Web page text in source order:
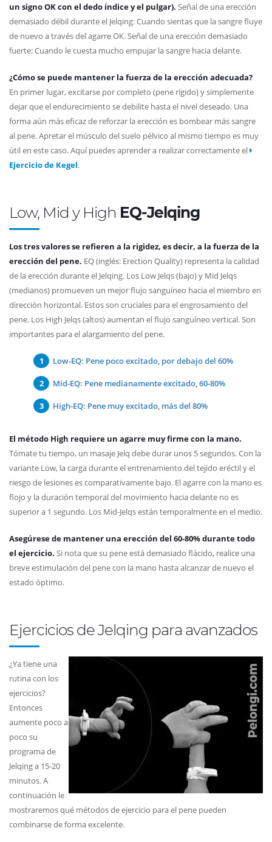
un signo OK con el dedo índice y el pulgar). Señal de una erección
demasiado débil durante el Jelqing: Cuando sientas que la sangre fluye
de nuevo a través del agarre OK. Señal de una erección demasiado
fuerte: Cuando le cuesta mucho empujar la sangre hacia delante.
¿Cómo se puede mantener la fuerza de la erección adecuada?
En primer lugar, excitarse por completo (pene rígido) y simplemente
dejar que el endurecimiento se debilite hasta el nivel deseado. Una
forma aún más eficaz de reforzar la erección es bombear más sangre
al pene. Apretar el músculo del suelo pélvico al mismo tiempo es muy
útil en este caso. Aquí puedes aprender a realizar correctamente el
Ejercicio de Kegel.
Low, Mid y High EQ-Jelqing
Los tres valores se refieren a la rigidez, es decir, a la fuerza de la
erección del pene. EQ (inglés: Erection Quality) representa la calidad
de la erección durante el Jelqing. Los Low Jelqs (bajo) y Mid Jelqs
(medianos) promueven un mejor flujo sanguíneo hacia el miembro en
dirección horizontal. Estos son cruciales para el engrosamiento del
pene. Los High Jelqs (altos) aumentan el flujo sanguíneo vertical. Son
importantes para el alargamiento del pene.
Low-EQ: Pene poco excitado, por debajo del 60%
Mid-EQ: Pene medianamente excitado, 60-80%
High-EQ: Pene muy excitado, más del 80%
El método High requiere un agarre muy firme con la mano.
Tómate tu tiempo, un masaje Jelq debe durar unos 5 segundos. Con la
variante Low, la carga durante el entrenamiento del tejido eréctil y el
riesgo de lesiones es comparativamente bajo. El agarre con la mano es
flojo y la duración temporal del movimiento hacia delante no es
superior a 1 segundo. Los Mid-Jelqs están temporalmente en el medio.
Asegúrese de mantener una erección del 60-80% durante todo
el ejercicio. Si nota que su pene está demasiado flácido, realice una
breve estimulación del pene con la mano hasta alcanzar de nuevo el
estado óptimo.
Ejercicios de Jelqing para avanzados
¿Ya tiene una
rutina con los
ejercicios?
Entonces
aumente poco a
poco su
programa de
Jelqing a 15-20
minutos. A
continuación le
mostraremos qué métodos de ejercicio para el pene pueden
combinarse de forma excelente.